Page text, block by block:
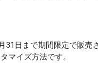
31日まで期間限定で販売
マイズ方法です。